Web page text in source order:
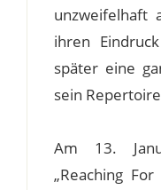
unzweifelhaft
ihren
später eine
sein
Am 13.
„Reaching